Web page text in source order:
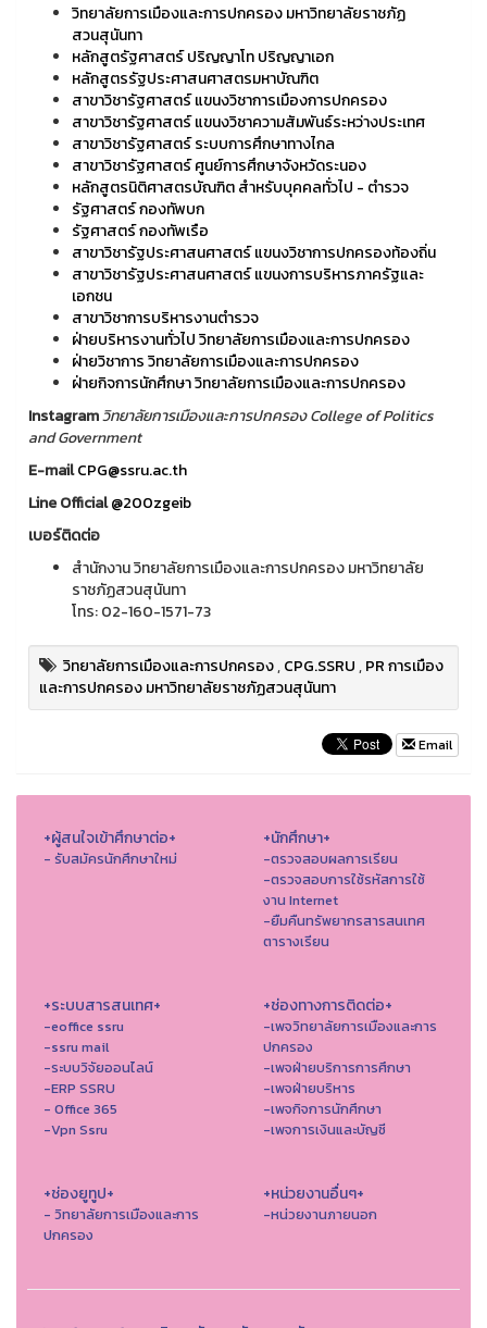
วิทยาลัยการเมืองและการปกครอง มหาวิทยาลัยราชภัฏ
สวนสุนันทา
หลักสูตรัฐศาสตร์ ปริญญาโท ปริญญาเอก
หลักสูตรรัฐประศาสนศาสตรมหาบัณฑิต
สาขาวิชารัฐศาสตร์ แขนงวิชาการเมืองการปกครอง
สาขาวิชารัฐศาสตร์ แขนงวิชาความสัมพันธ์ระหว่างประเทศ
สาขาวิชารัฐศาสตร์ ระบบการศึกษาทางไกล
สาขาวิชารัฐศาสตร์ ศูนย์การศึกษาจังหวัดระนอง
หลักสูตรนิติศาสตรบัณฑิต สำหรับบุคคลทั่วไป - ตำรวจ
รัฐศาสตร์ กองทัพบก
รัฐศาสตร์ กองทัพเรือ
สาขาวิชารัฐประศาสนศาสตร์ แขนงวิชาการปกครองท้องถิ่น
สาขาวิชารัฐประศาสนศาสตร์ แขนงการบริหารภาครัฐและ
เอกชน
สาขาวิชาการบริหารงานตำรวจ
ฝ่ายบริหารงานทั่วไป วิทยาลัยการเมืองและการปกครอง
ฝ่ายวิชาการ วิทยาลัยการเมืองและการปกครอง
ฝ่ายกิจการนักศึกษา วิทยาลัยการเมืองและการปกครอง
Instagramวิทยาลัยการเมืองและการปกครอง College of Politics
and Government
E-mailCPG@ssru.ac.th
Line Official@200zgeib
เบอร์ติดต่อ
สำนักงาน วิทยาลัยการเมืองและการปกครอง มหาวิทยาลัย
ราชภัฏสวนสุนันทา
โทร: 02-160-1571-73
วิทยาลัยการเมืองและการปกครอง,CPG.SSRU,PR การเมือง
และการปกครอง มหาวิทยาลัยราชภัฏสวนสุนันทา
Email
+ผู้สนใจเข้าศึกษาต่อ+
- รับสมัครนักศึกษาใหม่
+นักศึกษา+
-ตรวจสอบผลการเรียน
-ตรวจสอบการใช้รหัสการใช้
งาน Internet
-ยืมคืนทรัพยากรสารสนเทศ
ตารางเรียน
+ระบบสารสนเทศ+
-eoffice ssru
-ssru mail
-ระบบวิจัยออนไลน์
-ERP SSRU
- Office 365
-Vpn Ssru
+ช่องทางการติดต่อ+
-เพจวิทยาลัยการเมืองและการ
ปกครอง
-เพจฝ่ายบริการการศึกษา
-เพจฝ่ายบริหาร
-เพจกิจการนักศึกษา
-เพจการเงินและบัญชี
+ช่องยูทูป+
- วิทยาลัยการเมืองและการ
ปกครอง
+หน่วยงานอื่นๆ+
-หน่วยงานภายนอก